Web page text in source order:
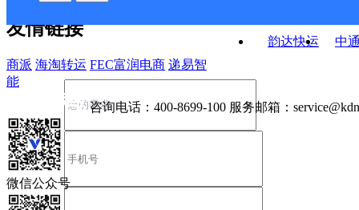
韵达快运
中
友情链接
商派 海淘转运 FEC富润电商 递易智
能
咨询电话： 400-8699-100 服务邮箱：
微信公众号